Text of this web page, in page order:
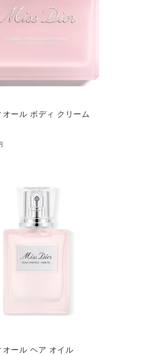
オール ボディ クリーム
オール ヘア オイル